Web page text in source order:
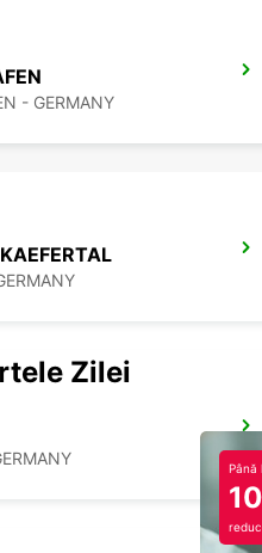
- GERMANY
Zilei
Până